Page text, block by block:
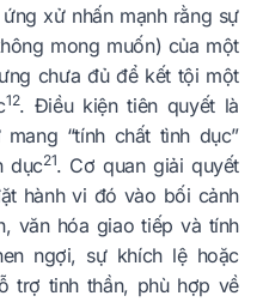
xử nhấn mạnh rằng sự
mong muốn) của một
chưa đủ để kết tội một
12. Điều kiện tiên quyết là
“tính chất tình dục”
dục21. Cơ quan giải quyết
hành vi đó vào bối cảnh
văn hóa giao tiếp và tính
ngợi, sự khích lệ hoặc
trợ tinh thần, phù hợp về